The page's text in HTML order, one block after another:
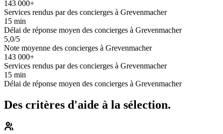
143 000+
Services rendus par des concierges à Grevenmacher
15 min
Délai de réponse moyen des concierges à Grevenmacher
5,0/5
Note moyenne des concierges à Grevenmacher
143 000+
Services rendus par des concierges à Grevenmacher
15 min
Délai de réponse moyen des concierges à Grevenmacher
Des critères d'aide à la sélection.